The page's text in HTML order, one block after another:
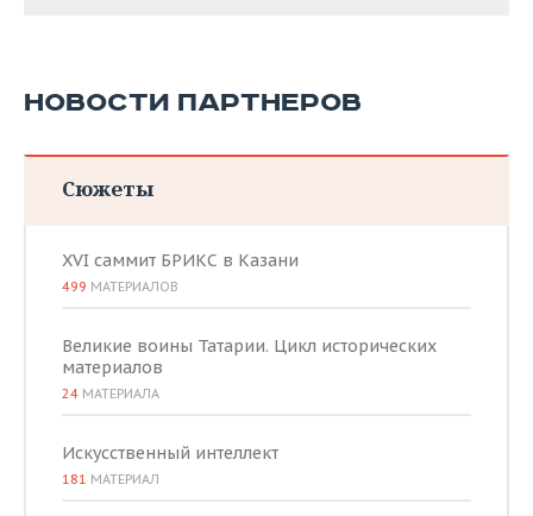
НОВОСТИ ПАРТНЕРОВ
Сюжеты
XVI саммит БРИКС в Казани
499 МАТЕРИАЛОВ
Великие воины Татарии. Цикл исторических
материалов
24 МАТЕРИАЛА
Искусственный интеллект
181 МАТЕРИАЛ